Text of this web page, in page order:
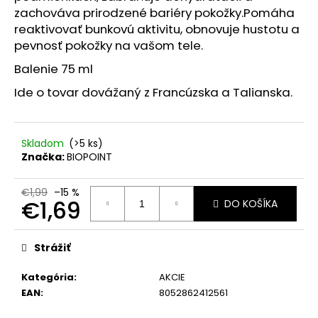
zachováva prirodzené bariéry pokožky.Pomáha
reaktivovať bunkovú aktivitu, obnovuje hustotu a
pevnosť pokožky na vašom tele.
Balenie 75 ml
Ide o tovar dovážaný z Francúzska a Talianska.
Skladom (>5 ks)
Značka:BIOPOINT
€1,99 –15 %
€1,69
Jednotková
cena:
DO KOŠÍKA
Kategória:
AKCIE
EAN: 8052862412561
Strážiť
a
m
e
COCOSOLIS
OLEJ
NA
TVÁR
50ML
€12,40
Pôvodne:
€24,90